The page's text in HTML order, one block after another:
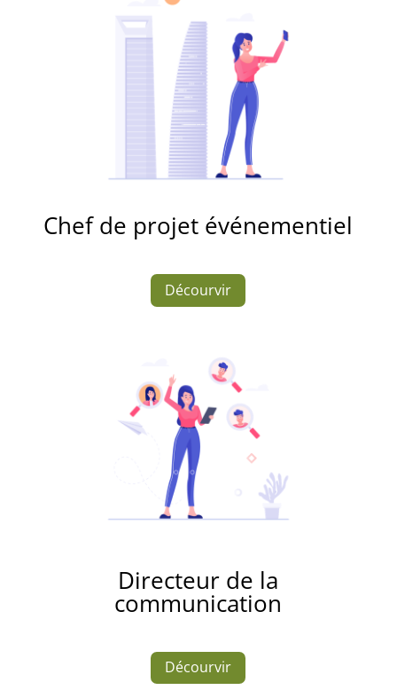
Chef de projet événementiel
Décourvir
Directeur de la
communication
Décourvir